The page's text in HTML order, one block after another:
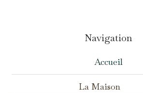
Navigation
Accueil
La Maison